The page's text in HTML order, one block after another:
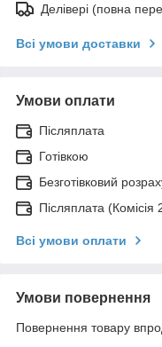
Делівері (повна
Всі умови доставки
Умови оплати
Післяплата
Готівкою
Безготівковий
Післяплата
Всі умови оплати
Умови повернення
Повернення товару